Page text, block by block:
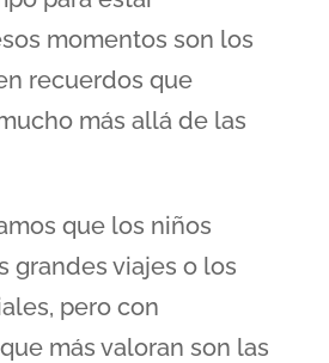
momentos son los
recuerdos que
más allá de las
que los niños
grandes viajes o los
pero con
más valoran son las